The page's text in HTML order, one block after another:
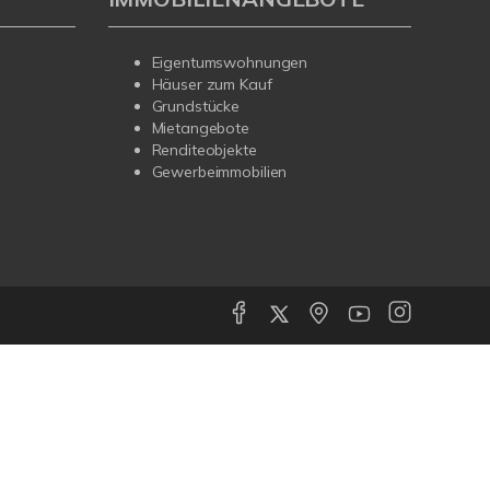
Eigentumswohnungen
Häuser zum Kauf
Grundstücke
Mietangebote
Renditeobjekte
Gewerbeimmobilien